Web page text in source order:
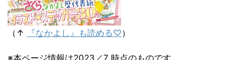
（↑ 『なかよし』も読める♡）